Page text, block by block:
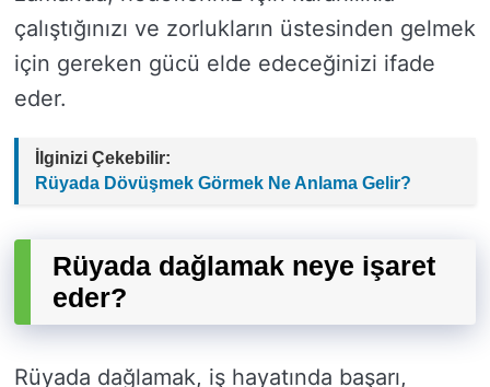
çalıştığınızı ve zorlukların üstesinden gelmek
için gereken gücü elde edeceğinizi ifade
eder.
İlginizi Çekebilir:
Rüyada Dövüşmek Görmek Ne Anlama Gelir?
Rüyada dağlamak neye işaret
eder?
Rüyada dağlamak, iş hayatında başarı,